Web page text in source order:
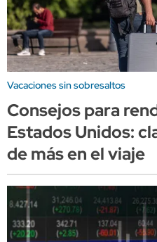
Vacaciones sin sobresaltos
Consejos para
Estados Unidos:
de más en el viaje